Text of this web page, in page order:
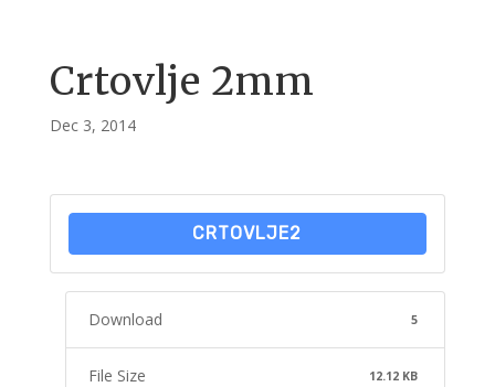
Crtovlje 2mm
Dec 3, 2014
CRTOVLJE2
Download 5
File Size 12.12 KB